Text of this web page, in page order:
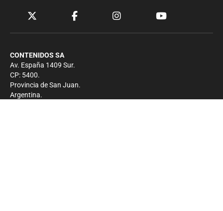
CONTENIDOS SA
Av. España 1409 Sur.
CP: 5400.
Provincia de San Juan.
Argentina.